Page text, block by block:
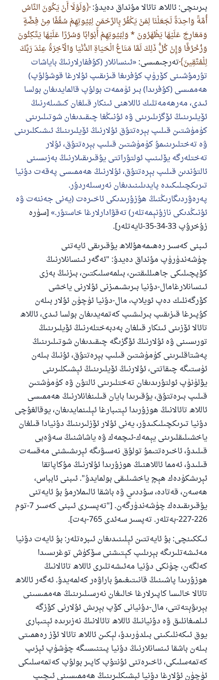
بىرىنچى: ئاللاھ تائالا مۇنداق دەيدۇ: وَلَوْلَا أَنْ يَكُونَ النَّاسُ
أُمَّةً وَاحِدَةً لَجَعَلْنَا لِمَنْ يَكْفُرُ بِالرَّحْمَنِ لِبُيُوتِهِمْ سُقُفًا مِنْ فِضَّةٍ
وَمَعَارِجَ عَلَيْهَا يَظْهَرُونَ * وَلِبُيُوتِهِمْ أَبْوَابًا وَسُرُرًا عَلَيْهَا يَتَّكِئُونَ
وَزُخْرُفًا وَإِنْ كُلُّ ذَلِكَ لَمَّا مَتَاعُ الْحَيَاةِ الدُّنْيَا وَالْآخِرَةُ عِنْدَ رَبِّكَ
لِلْمُتَّقِينَ تەرجىمىسى: ئىنسانلار (كۇففارلارنىڭ باياشات
تۇرمۇشىنى كۆرۈپ كۇفرىغا قىزىقىپ ئۇلارغا قوشۇلۇپ)
ھەممىسى (كۇفرىدا) بىر ئۈممەت بولۇپ قالمايدىغان بولسا
ئىدى، مەرھەمەتلىك ئاللاھنى ئىنكار قىلغان كىشىلەرنىڭ
ئۆيلىرىنىڭ ئۆگزىلىرىنى ۋە ئۇنىڭغا چىقىدىغان شوتىلىرىنى
كۈمۈشتىن قىلىپ بېرەتتۇق ئۇلارنىڭ ئۆيلىرىنىڭ ئىشىكلىرىنى
ۋە تەختلىرىنىمۇ كۈمۈشتىن قىلىپ بېرەتتۇق، ئۇلار
تەختلەرگە يۆلىنىپ ئولتۇراتتى يۇقىرىقىلارنىڭ بەزىسىنى
ئالتۇندىن قىلىپ بېرەتتۇق، ئۇلارنىڭ ھەممىسى پەقەت دۇنيا
تىرىكچىلىكىدە پايدىلىنىدىغان نەرسىلەردۇر.
پەرەۋردىگارىڭنىڭ ھۇزۇرىدىكى ئاخىرەت (يەنى جەننەت ۋە
ئۇنىڭدىكى نازۇنېمەتلەر) تەقۋادارلارغا خاستۇر. [سۈرە
زۇخرۇپ 33-34-35-ئايەتلەر].
ئىبنى كەسىر رەھىمەھۇللاھ يۇقىرىقى ئايەتنى
چۈشەندۈرۈپ مۇنداق دەيدۇ: "ئەگەر ئىنسانلارنىڭ
كۆپچىلىكى جاھىللىقتىن، بىلمەسلىكتىن، بىزنىڭ بەزى
ئىنسانلارغامال-دۇنيا بىرىشىمىزنى ئۇلارنى ياخشى
كۆرگەنلىك دەپ ئويلاپ، مال-دۇنيا ئۈچۈن ئۇلار بىلەن
كۇپىرغا قىزىقىپ بىرلىشىپ كەتمەيدىغان بولسا ئىدى، ئاللاھ
تائالا ئۆزىنى ئىنكار قىلغان بەدبەختلەرنىڭ ئۆيلىرىنىڭ
تورىسىنى ۋە ئۇلارنىڭ ئۆگزىگە چىقىدىغان شوتىلىرىنىڭ
پەشتاقلىرىنى كۈمۈشتىن قىلىپ بېرەتتۇق، ئۇنىڭ بىلەن
ئۈستىگە چىقاتتى، ئۇلارنىڭ ئۆيلىرىنىڭ ئېشىكلىرىنى
يۆلۈنۈپ ئولتۇرىدىغان تەختلىرىنى ئالتۇن ۋە كۈمۈشتىن
قىلىپ بىرەتتۇق، يۇقىرىدا بايان قىلىنغانلارنىڭ ھەممىسى
ئاللاھ تائالانىڭ ھوزۇرىدا ئېتىبارغا ئېلىنمايدىغان، يوقالغۇچى
دۇنيا تىرىكچىلىكىدۇر، يەنى ئۇلار ئۆزلىرىنىڭ دۇنيادا قىلغان
ياخشىلىقلىرىنى يېمەك-ئىچمەك ۋە ياشاشنىڭ سەۋەبى
قىلىدۇ، ئاخىرەتتىمۇ تولۇق نەسىۋىگە ئېرىشىشنى مەقسەت
قىلىدۇ، ئەمما ئاللاھنىڭ ھوزۇرىدا ئۇلارنىڭ مۇكاپاتقا
ئېرىشكۈدەك ھېچ ياخشىلىقى بولمايدۇ". ئىبنى ئابباس،
ھەسەن، قەتادە، سۇددىي ۋە باشقا ئالىملارمۇ بۇ ئايەتنى
يۇقىرىقىدەك چۈشەندۈرگەن. ["تەپسىرى ئىبنى كەسىر 7-توم
226-227-بەتلەر. تەپسىر سەئدى 765-بەت].
ئىككىنچى: بۇ ئايەتتىن ئېلىنىدىغان ئىبرەتلەر: بۇ ئايەت دۇنيا
مەئىشەتلىرىگە بېرىلىپ كېتىشنى سۆكۈش توغرىسىدا
كەلگەن، چۈنكى دۇنيا مەئىشەتلىرى ئاللاھ تائالانىڭ
ھوزۇرىدا پاشىنىڭ قانىتىغىمۇ باراۋەر كەلمەيدۇ. ئەگەر ئاللاھ
تائالا خالىسا كاپىرلارغا خالىغان نەرسىلىرىنىڭ ھەممىسىنى
بېرىۋېتەتتى، مال-دۇنيانى كۆپ بېرىش ئۇلارنى كۆزگە
ئىلمىغانلىق ۋە دۇنيانىڭ ئاللاھ تائالانىڭ نەزىرىدە ئېتىبارى
يوق ئىكەنلىكىنى بىلدۈرىدۇ، لېكىن ئاللاھ تائالا ئۆز رەھمىتى
بىلەن باشقا ئىنسانلارنىڭ دۇنيا پىتنىسىگە چۈشۈپ ئېزىپ
كەتمەسلىكى، ئاخىرەتنى ئۇنتۇپ كاپىر بولۇپ كەتمەسلىكى
ئۈچۈن ئۇلارغا دۇنيا ئېشىكلىرىنىڭ ھەممىسىنى ئىچىپ